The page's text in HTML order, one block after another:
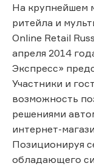
На крупнейшем
ритейла и
Online Retail
апреля 2014
Экспресс»
Участники и
возможность
решениями
интернет-
Позиционируя
обладающего